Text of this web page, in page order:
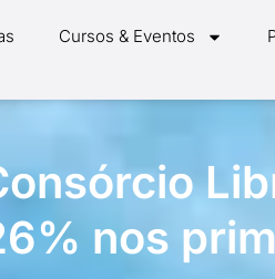
Cursos & Eventos
nos